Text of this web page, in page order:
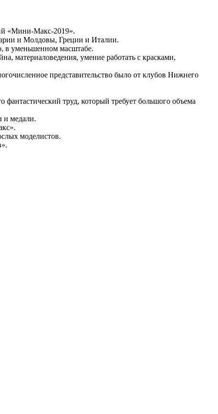
«Мини-Макс-2019».
и Молдовы, Греции и Италии.
в уменьшенном масштабе.
материаловедения, умение работать с красками,
представительство было от клубов Нижнего
фантастический труд, который требует большого объема
и медали.
моделистов.